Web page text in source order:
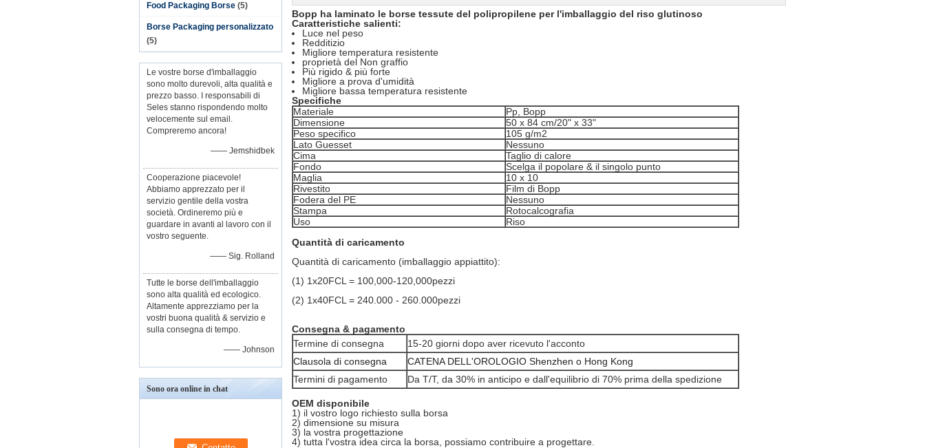
Food Packaging Borse (5)
Borse Packaging personalizzato
(5)
Le vostre borse d'imballaggio
sono molto durevoli, alta qualità e
prezzo basso. I responsabili di
Seles stanno rispondendo molto
velocemente sul email.
Compreremo ancora!
—— Jemshidbek
Cooperazione piacevole!
Abbiamo apprezzato per il
servizio gentile della vostra
società. Ordineremo più e
guardare in avanti al lavoro con il
vostro seguente.
—— Sig. Rolland
Tutte le borse dell'imballaggio
sono alta qualità ed ecologico.
Altamente apprezziamo per la
vostri buona qualità & servizio e
sulla consegna di tempo.
—— Johnson
Sono ora online in chat
Bopp ha laminato le borse tessute del polipropilene per l'imballaggio del riso glutinoso
Caratteristiche salienti:
Luce nel peso
Redditizio
Migliore temperatura resistente
proprietà del Non graffio
Più rigido & più forte
Migliore a prova d'umidità
Migliore bassa temperatura resistente
Specifiche
Materiale
Pp, Bopp
Dimensione
50 x 84 cm/20" x 33"
Peso specifico
105 g/m2
Lato Guesset
Nessuno
Cima
Taglio di calore
Fondo
Scelga il popolare & il singolo punto
Maglia
10 x 10
Rivestito
Film di Bopp
Fodera del PE
Nessuno
Stampa
Rotocalcografia
Uso
Riso
Quantità di caricamento
Quantità di caricamento (imballaggio appiattito):
(1) 1x20FCL = 100,000-120,000pezzi
(2) 1x40FCL = 240.000 - 260.000pezzi
Consegna & pagamento
Termine di consegna
15-20 giorni dopo aver ricevuto l'acconto
Clausola di consegna
CATENA DELL'OROLOGIO Shenzhen o Hong Kong
Termini di pagamento
Da T/T, da 30% in anticipo e dall'equilibrio di 70% prima della spedizione
OEM disponibile
1) il vostro logo richiesto sulla borsa
2) dimensione su misura
3) la vostra progettazione
4) tutta l'vostra idea circa la borsa, possiamo contribuire a progettare.